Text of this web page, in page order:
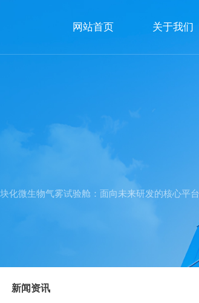
网站首页 关于我们
化微生物气雾试验舱：面向未来研发的核心平台
新闻资讯